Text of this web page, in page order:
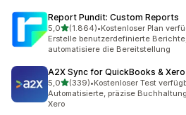
Report Pundit: Custom Reports
5,0von 5 Sternen
(1.864)
1864 Rezensionen insgesamt
•Kostenloser Plan
Erstelle benutzerdefinierte
automatisiere die Bereitstellung
A2X Sync for QuickBooks & Xero
5,0von 5 Sternen
(339)
339 Rezensionen insgesamt
•Kostenloser Test
Automatisierte, präzise
Xero